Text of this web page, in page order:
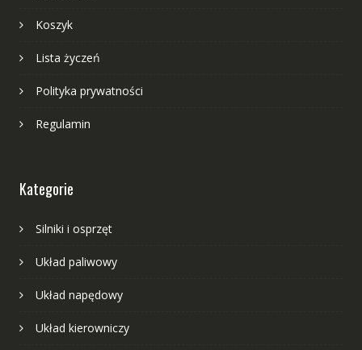
Koszyk
Lista życzeń
Polityka prywatności
Regulamin
Kategorie
Silniki i osprzęt
Układ paliwowy
Układ napędowy
Układ kierowniczy